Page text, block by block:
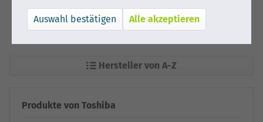
Alle akzeptieren
Hersteller von A-Z
Produkte von Toshiba